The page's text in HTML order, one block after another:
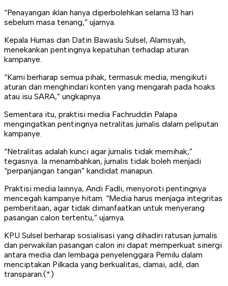
“Penayangan iklan hanya diperbolehkan selama 13 hari
sebelum masa tenang,” ujarnya.
Kepala Humas dan Datin Bawaslu Sulsel, Alamsyah,
menekankan pentingnya kepatuhan terhadap aturan
kampanye.
“Kami berharap semua pihak, termasuk media, mengikuti
aturan dan menghindari konten yang mengarah pada hoaks
atau isu SARA,” ungkapnya.
Sementara itu, praktisi media Fachruddin Palapa
mengingatkan pentingnya netralitas jurnalis dalam peliputan
kampanye.
“Netralitas adalah kunci agar jurnalis tidak memihak,”
tegasnya. Ia menambahkan, jurnalis tidak boleh menjadi
“perpanjangan tangan” kandidat manapun.
Praktisi media lainnya, Andi Fadli, menyoroti pentingnya
mencegah kampanye hitam. “Media harus menjaga integritas
pemberitaan, agar tidak dimanfaatkan untuk menyerang
pasangan calon tertentu,” ujarnya.
KPU Sulsel berharap sosialisasi yang dihadiri ratusan jurnalis
dan perwakilan pasangan calon ini dapat memperkuat sinergi
antara media dan lembaga penyelenggara Pemilu dalam
menciptakan Pilkada yang berkualitas, damai, adil, dan
transparan.(*)